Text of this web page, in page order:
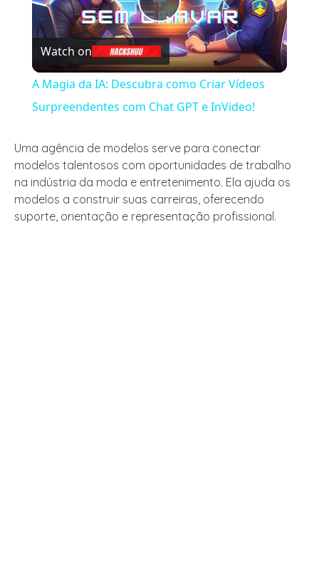
Play
Video
Watch on
A Magia da IA: Descubra como Criar Vídeos
Surpreendentes com Chat GPT e InVideo!
Uma agência de modelos serve para conectar
modelos talentosos com oportunidades de trabalho
na indústria da moda e entretenimento. Ela ajuda os
modelos a construir suas carreiras, oferecendo
suporte, orientação e representação profissional.